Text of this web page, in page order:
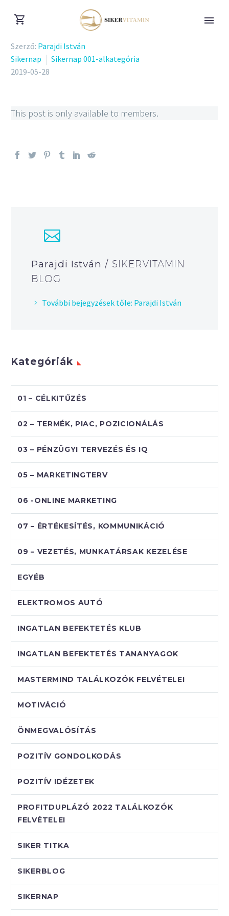
Szerző: Parajdi István
Sikernap
Sikernap 001-alkategória
2019-05-28
This post is only available to members.
Parajdi István/ SIKERVITAMIN
BLOG
További bejegyzések tőle: Parajdi István
Kategóriák
01 – CÉLKITŰZÉS
02 – TERMÉK, PIAC, POZICIONÁLÁS
03 – PÉNZÜGYI TERVEZÉS ÉS IQ
05 – MARKETINGTERV
06 -ONLINE MARKETING
07 – ÉRTÉKESÍTÉS, KOMMUNIKÁCIÓ
09 – VEZETÉS, MUNKATÁRSAK KEZELÉSE
EGYÉB
ELEKTROMOS AUTÓ
INGATLAN BEFEKTETÉS KLUB
INGATLAN BEFEKTETÉS TANANYAGOK
MASTERMIND TALÁLKOZÓK FELVÉTELEI
MOTIVÁCIÓ
ÖNMEGVALÓSÍTÁS
POZITÍV GONDOLKODÁS
POZITÍV IDÉZETEK
PROFITDUPLÁZÓ 2022 TALÁLKOZÓK
FELVÉTELEI
SIKER TITKA
SIKERBLOG
SIKERNAP